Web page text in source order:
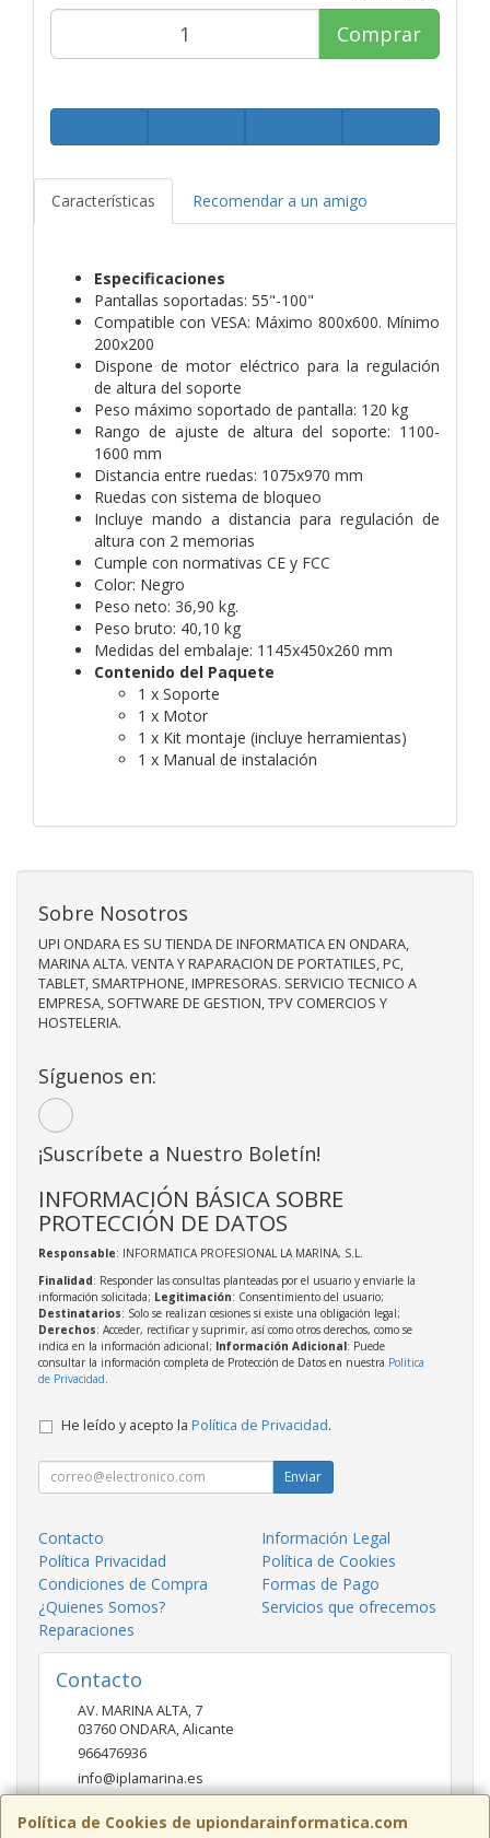
Comprar
Características Recomendar a un amigo
Especificaciones
Pantallas soportadas: 55"-100"
Compatible con VESA: Máximo 800x600. Mínimo
200x200
Dispone de motor eléctrico para la regulación
de altura del soporte
Peso máximo soportado de pantalla: 120 kg
Rango de ajuste de altura del soporte: 1100-
1600 mm
Distancia entre ruedas: 1075x970 mm
Ruedas con sistema de bloqueo
Incluye mando a distancia para regulación de
altura con 2 memorias
Cumple con normativas CE y FCC
Color: Negro
Peso neto: 36,90 kg.
Peso bruto: 40,10 kg
Medidas del embalaje: 1145x450x260 mm
Contenido del Paquete
1 x Soporte
1 x Motor
1 x Kit montaje (incluye herramientas)
1 x Manual de instalación
Política de Cookies de upiondarainformatica.com
Sobre Nosotros
UPI ONDARA ES SU TIENDA DE INFORMATICA EN ONDARA,
MARINA ALTA. VENTA Y RAPARACION DE PORTATILES, PC,
TABLET, SMARTPHONE, IMPRESORAS. SERVICIO TECNICO A
EMPRESA, SOFTWARE DE GESTION, TPV COMERCIOS Y
HOSTELERIA.
Síguenos en:
¡Suscríbete a Nuestro Boletín!
INFORMACIÓN BÁSICA SOBRE
PROTECCIÓN DE DATOS
Responsable: INFORMATICA PROFESIONAL LA MARINA, S.L.
Finalidad: Responder las consultas planteadas por el usuario y enviarle la
información solicitada; Legitimación: Consentimiento del usuario;
Destinatarios: Solo se realizan cesiones si existe una obligación legal;
Derechos: Acceder, rectificar y suprimir, así como otros derechos, como se
indica en la información adicional; Información Adicional: Puede
consultar la información completa de Protección de Datos en nuestra Política
de Privacidad
He leído y acepto la Política de Privacidad.
Enviar
Contacto
Información Legal
Política Privacidad
Política de Cookies
Condiciones de Compra
Formas de Pago
¿Quienes Somos?
Servicios que ofrecemos
Reparaciones
Contacto
AV. MARINA ALTA, 7
03760 ONDARA,Alicante
966476936
info@iplamarina.es